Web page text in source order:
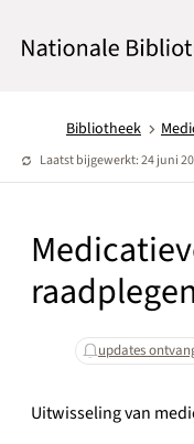
Bibliotheek
Laatst bijgewerkt: 24 juni
raadplegen
updates
Uitwisseling van